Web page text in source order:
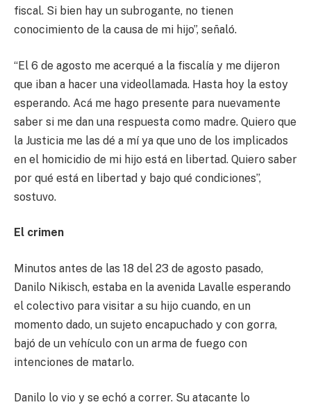
fiscal. Si bien hay un subrogante, no tienen
conocimiento de la causa de mi hijo”, señaló.
“El 6 de agosto me acerqué a la fiscalía y me dijeron
que iban a hacer una videollamada. Hasta hoy la estoy
esperando. Acá me hago presente para nuevamente
saber si me dan una respuesta como madre. Quiero que
la Justicia me las dé a mí ya que uno de los implicados
en el homicidio de mi hijo está en libertad. Quiero saber
por qué está en libertad y bajo qué condiciones”,
sostuvo.
El crimen
Minutos antes de las 18 del 23 de agosto pasado,
Danilo Nikisch, estaba en la avenida Lavalle esperando
el colectivo para visitar a su hijo cuando, en un
momento dado, un sujeto encapuchado y con gorra,
bajó de un vehículo con un arma de fuego con
intenciones de matarlo.
Danilo lo vio y se echó a correr. Su atacante lo